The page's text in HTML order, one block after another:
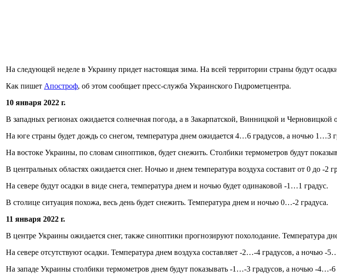
На следующей неделе в Украину придет настоящая зима. На всей территории страны будут
Как пишет Апостроф, об этом сообщает пресс-служба Украинского Гидрометцентра.
10 января 2022 г.
В западных регионах ожидается солнечная погода, а в Закарпатской, Винницкой и Черновицкой
На юге страны будет дождь со снегом, температура днем ожидается 4…6 градусов, а ночью 1…3
На востоке Украины, по словам синоптиков, будет снежить. Столбики термометров будут
В центральных областях ожидается снег. Ночью и днем температура воздуха составит от 0 до -2
На севере будут осадки в виде снега, температура днем и ночью будет одинаковой -1…1 градус.
В столице ситуация похожа, весь день будет снежить. Температура днем и ночью 0…-2 градуса.
11 января 2022 г.
В центре Украины ожидается снег, также синоптики прогнозируют похолодание. Температура
На севере отсутствуют осадки. Температура днем воздуха составляет -2…-4 градусов, а ночью -
На западе Украины столбики термометров днем будут показывать -1…-3 градусов, а ночью -4…-6